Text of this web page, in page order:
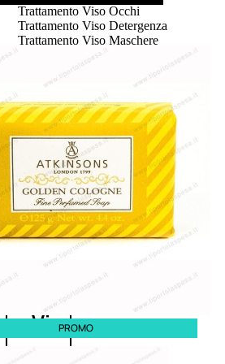
Trattamento Viso Occhi
Trattamento Viso Detergenza
Trattamento Viso Maschere
Trattamento Viso Idratante
Trattamento Viso Labbra
Trattamento Viso Sieri
Trattamento Collo e Decolleté
Trattamento Corpo
Trattamento Anticellulite
Trattamento Mani e Piedi
Trattamento Unghie
Trattamento Deodoranti
Cofanetti Trattamento Viso
Cofanetti Trattamento Corpo
VisoPROMO